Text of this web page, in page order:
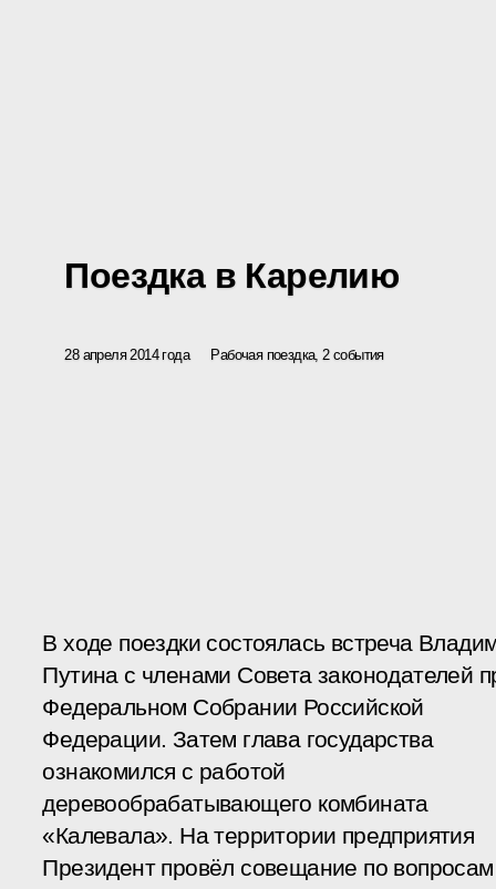
Поездка в Карелию
28 апреля 2014 года Рабочая поездка, 2 события
В ходе поездки состоялась встреча
Путина с членами Совета законодателей
Федеральном Собрании Российской
Федерации. Затем глава государства
ознакомился с работой
деревообрабатывающего комбината
«Калевала». На территории предприятия
Президент провёл совещание по вопросам